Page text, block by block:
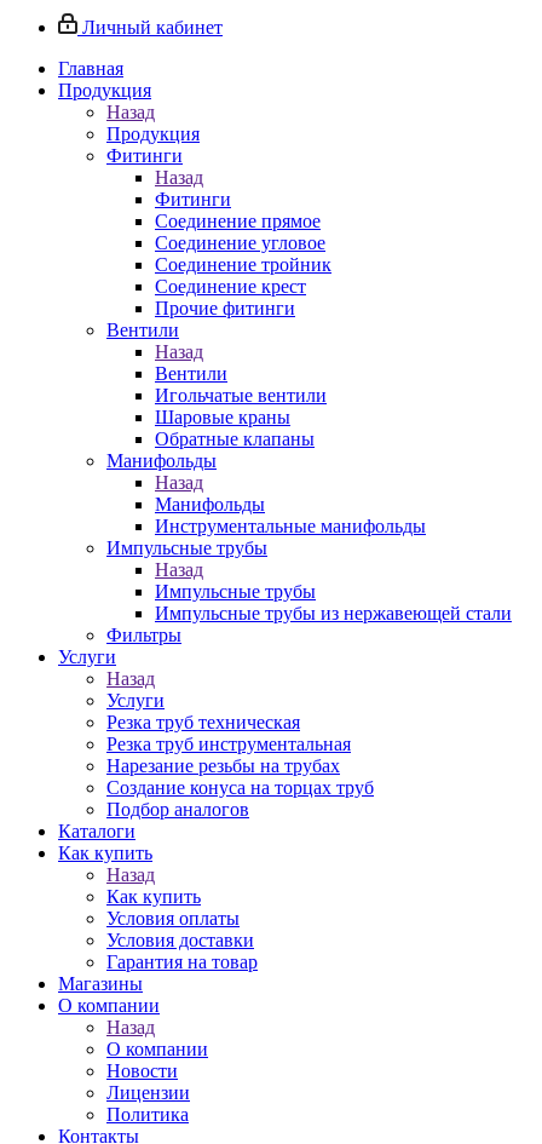
Личный кабинет
Главная
Продукция
Назад
Продукция
Фитинги
Назад
Фитинги
Соединение прямое
Соединение угловое
Соединение тройник
Соединение крест
Прочие фитинги
Вентили
Назад
Вентили
Игольчатые вентили
Шаровые краны
Обратные клапаны
Манифольды
Назад
Манифольды
Инструментальные манифольды
Импульсные трубы
Назад
Импульсные трубы
Импульсные трубы из нержавеющей стали
Фильтры
Услуги
Назад
Услуги
Резка труб техническая
Резка труб инструментальная
Нарезание резьбы на трубах
Создание конуса на торцах труб
Подбор аналогов
Каталоги
Как купить
Назад
Как купить
Условия оплаты
Условия доставки
Гарантия на товар
Магазины
О компании
Назад
О компании
Новости
Лицензии
Политика
Контакты